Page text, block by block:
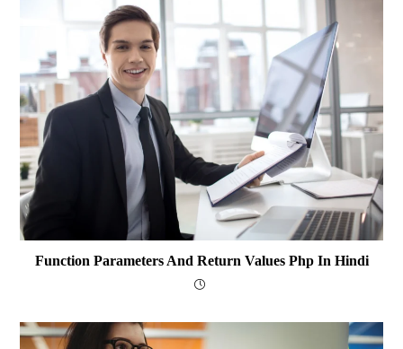
Function Parameters And Return Values Php In Hindi